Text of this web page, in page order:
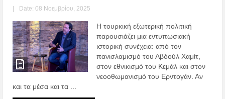
| Date: 08 Νοεμβρίου, 2025
Η τουρκική εξωτερική πολιτική
παρουσιάζει μια εντυπωσιακή
ιστορική συνέχεια: από τον
πανισλαμισμό του Αβδούλ Χαμίτ,
στον εθνικισμό του Κεμάλ και στον
νεοοθωμανισμό του Ερντογάν. Αν
και τα μέσα και τα ...